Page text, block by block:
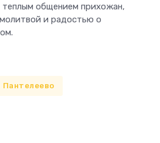
теплым общением прихожан,
и радостью о
Пантелеево